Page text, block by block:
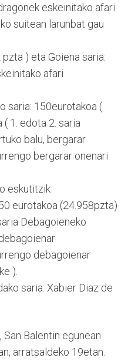
eskeinitako afari
suitean larunbat gau
) eta Goiena saria:
afari
saria: 150eurotakoa (
1. edota 2. saria
balu, bergarar
bergarar onenari
eskutitzik
eurotakoa (24.958pzta)
Debagoieneko
debagoienar
).
saria: Xabier Diaz de
Balentin egunean
arratsaldeko 19etan.